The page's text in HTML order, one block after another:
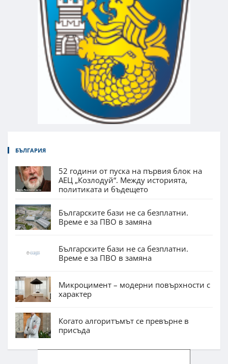
БЪЛГАРИЯ
52 години от пуска на първия блок на
АЕЦ „Козлодуй“. Между историята,
политиката и бъдещето
Българските бази не са безплатни.
Време е за ПВО в замяна
Българските бази не са безплатни.
Време е за ПВО в замяна
Микроцимент – модерни повърхности с
характер
Когато алгоритъмът се превърне в
присъда